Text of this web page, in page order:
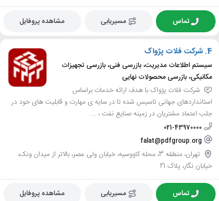
تماس مسیریابی مشاهده پروفایل
4. شرکت فلات پژواک
سیستم اطلاعات مدیریت، بازرسی فنی، بازرسی تجهیزات
مکانیکی، بازرسی محصولات نهایی
شرکت فلات پژواک با هدف ارائه خدمات براساس
استانداردهای جهانی تاسیس شده تا در سایه ی مهارت و قابلیت های خود در
جلب اعتماد مشتریان در زمینه صنایع نفت ، ...
021-43970000
falat@pdfgroup.org
تهران، منطقه 3، محله کاووسیه، خیابان ولی عصر، بالاتر از میدان ونک،
خیابان نگار، پلاک 21
تماس مسیریابی مشاهده پروفایل